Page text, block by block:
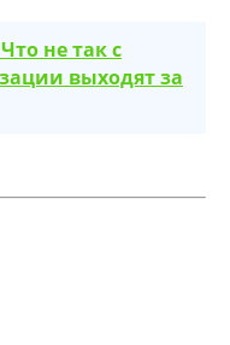
не так с
выходят за